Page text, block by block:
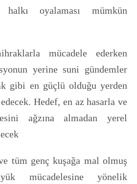
halkı oyalaması mümkün
mücadele ederken
yerine suni gündemler
gibi en güçlü olduğu yerden
Hedef, en az hasarla ve
ağzına almadan yerel
tüm genç kuşağa mal olmuş
mücadelesine yönelik